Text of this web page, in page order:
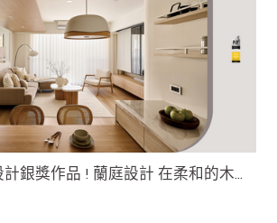
銀獎作品 ! 蘭庭設計 在柔和的木質
約舒適的態度 在日常中深入探討美